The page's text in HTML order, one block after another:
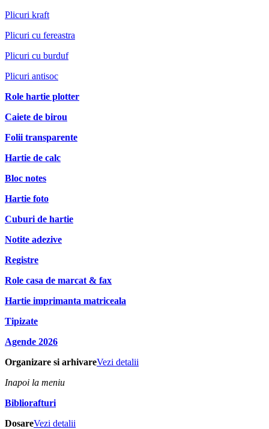
Plicuri kraft
Plicuri cu fereastra
Plicuri cu burduf
Plicuri antisoc
Role hartie plotter
Caiete de birou
Folii transparente
Hartie de calc
Bloc notes
Hartie foto
Cuburi de hartie
Notite adezive
Registre
Role casa de marcat & fax
Hartie imprimanta matriceala
Tipizate
Agende 2026
Organizare si arhivareVezi detalii
Inapoi la meniu
Bibliorafturi
DosareVezi detalii